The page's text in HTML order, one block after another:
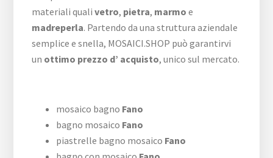
materiali qualivetro, pietra, marmo e
madreperla. Partendo da una struttura aziendale
semplice e snella, MOSAICI.SHOP può garantirvi
un ottimo prezzo d’ acquisto, unico sul mercato.
mosaico bagno Fano
bagno mosaico Fano
piastrelle bagno mosaico Fano